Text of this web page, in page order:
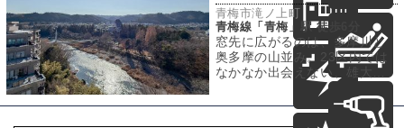
青梅市滝ノ上町
青梅線「青梅」駅 徒歩6分
窓先に広がるのは、多摩川と
奥多摩の山並み。23区内では
なかなか出会えない、雄大な
自然の景色を日常の背景にで
きる住まいです